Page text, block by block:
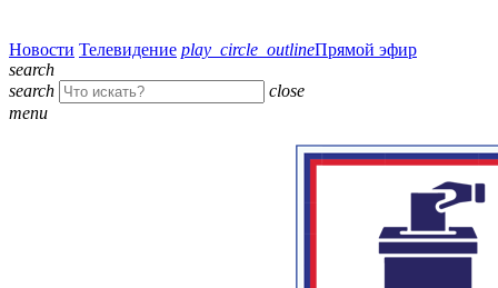
Новости Телевидение play_circle_outlineПрямой эфир
search
search
close
menu